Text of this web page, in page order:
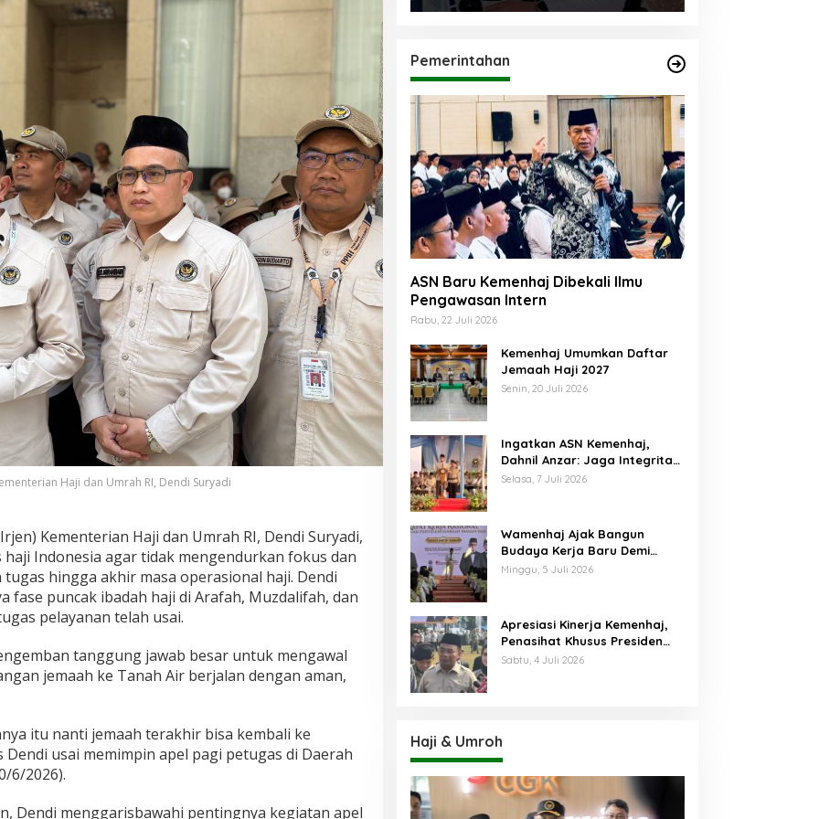
Haji dan Umrah RI, Dendi Suryadi
Kementerian Haji dan Umrah RI, Dendi Suryadi,
Indonesia agar tidak mengendurkan fokus dan
hingga akhir masa operasional haji. Dendi
fase puncak ibadah haji di Arafah, Muzdalifah, dan
pelayanan telah usai.
tanggung jawab besar untuk mengawal
jemaah ke Tanah Air berjalan dengan aman,
itu nanti jemaah terakhir bisa kembali ke
Dendi usai memimpin apel pagi petugas di Daerah
6/2026).
Dendi menggarisbawahi pentingnya kegiatan apel
Pemerintahan
ASN Baru Kemenhaj Dibekali Ilmu
Pengawasan Intern
Rabu, 22 Juli 2026
Kemenhaj Umumkan Daftar
Jemaah Haji 2027
Senin, 20 Juli 2026
Ingatkan ASN Kemenhaj,
Dahnil Anzar: Jaga Integritas,
Hentikan Praktik Menjadikan
Selasa, 7 Juli 2026
Wamenhaj Ajak Bangun
Budaya Kerja Baru Demi
Pelayanan Terbaik bagi
Minggu, 5 Juli 2026
Apresiasi Kinerja Kemenhaj,
Penasihat Khusus Presiden
Nilai Transisi
Sabtu, 4 Juli 2026
Haji & Umroh